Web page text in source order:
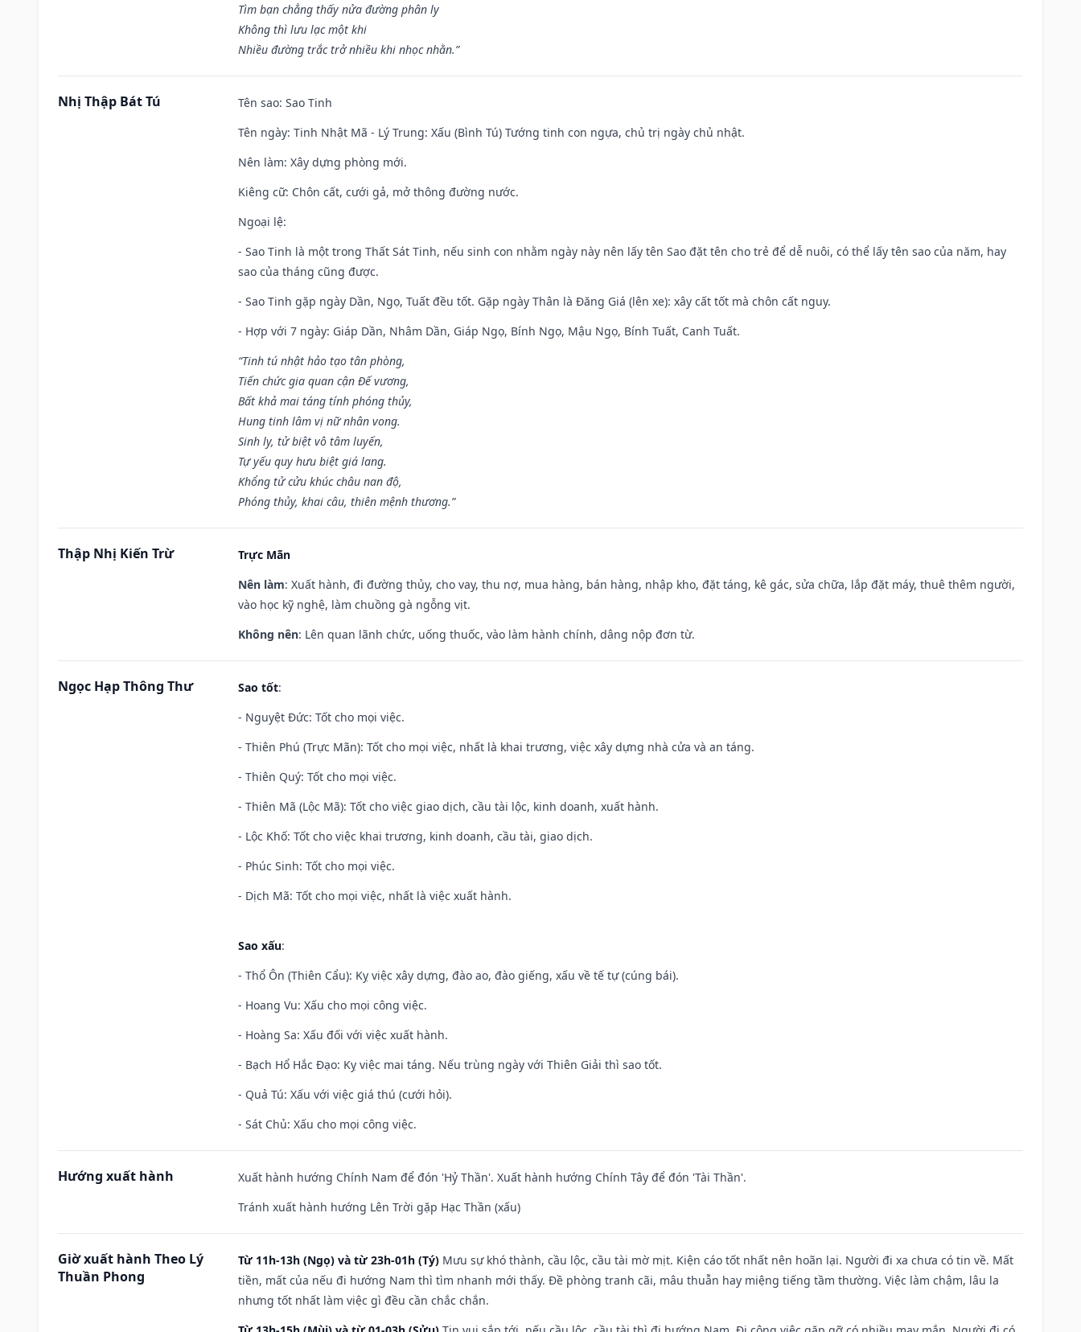
Tìm bạn chẳng thấy nửa đường phân ly
Không thì lưu lạc một khi
Nhiều đường trắc trở nhiều khi nhọc nhằn.”
Nhị Thập Bát Tú Tên sao: Sao Tinh
Tên ngày: Tinh Nhật Mã - Lý Trung: Xấu (Bình Tú) Tướng tinh con ngựa, chủ trị ngày chủ nhật.
Nên làm: Xây dựng phòng mới.
Kiêng cữ: Chôn cất, cưới gả, mở thông đường nước.
Ngoại lệ:
- Sao Tinh là một trong Thất Sát Tinh, nếu sinh con nhằm ngày này nên lấy tên Sao đặt tên cho trẻ để dễ nuôi, có thể lấy tên sao của năm, hay
sao của tháng cũng được.
- Sao Tinh gặp ngày Dần, Ngọ, Tuất đều tốt. Gặp ngày Thân là Đăng Giá (lên xe): xây cất tốt mà chôn cất nguy.
- Hợp với 7 ngày: Giáp Dần, Nhâm Dần, Giáp Ngọ, Bính Ngọ, Mậu Ngọ, Bính Tuất, Canh Tuất.
“Tinh tú nhật hảo tạo tân phòng,
Tiến chức gia quan cận Đế vương,
Bất khả mai táng tính phóng thủy,
Hung tinh lâm vị nữ nhân vong.
Sinh ly, tử biệt vô tâm luyến,
Tự yếu quy hưu biệt giá lang.
Khổng tử cửu khúc châu nan độ,
Phóng thủy, khai câu, thiên mệnh thương.”
Thập Nhị Kiến Trừ
Trực Mãn
Nên làm: Xuất hành, đi đường thủy, cho vay, thu nợ, mua hàng, bán hàng, nhập kho, đặt táng, kê gác, sửa chữa, lắp đặt máy, thuê thêm người,
vào học kỹ nghệ, làm chuồng gà ngỗng vịt.
Không nên: Lên quan lãnh chức, uống thuốc, vào làm hành chính, dâng nộp đơn từ.
Ngọc Hạp Thông Thư Sao tốt:
- Nguyệt Đức: Tốt cho mọi việc.
- Thiên Phú (Trực Mãn): Tốt cho mọi việc, nhất là khai trương, việc xây dựng nhà cửa và an táng.
- Thiên Quý: Tốt cho mọi việc.
- Thiên Mã (Lộc Mã): Tốt cho việc giao dịch, cầu tài lộc, kinh doanh, xuất hành.
- Lộc Khố: Tốt cho việc khai trương, kinh doanh, cầu tài, giao dịch.
- Phúc Sinh: Tốt cho mọi việc.
- Dịch Mã: Tốt cho mọi việc, nhất là việc xuất hành.
Sao xấu:
- Thổ Ôn (Thiên Cẩu): Kỵ việc xây dựng, đào ao, đào giếng, xấu về tế tự (cúng bái).
- Hoang Vu: Xấu cho mọi công việc.
- Hoàng Sa: Xấu đối với việc xuất hành.
- Bạch Hổ Hắc Đạo: Kỵ việc mai táng. Nếu trùng ngày với Thiên Giải thì sao tốt.
- Quả Tú: Xấu với việc giá thú (cưới hỏi).
- Sát Chủ: Xấu cho mọi công việc.
Hướng xuất hành
Xuất hành hướng Chính Nam để đón 'Hỷ Thần'. Xuất hành hướng Chính Tây để đón 'Tài Thần'.
Tránh xuất hành hướng Lên Trời gặp Hạc Thần (xấu)
Giờ xuất hành Theo Lý
Thuần Phong
Từ 11h-13h (Ngọ) và từ 23h-01h (Tý) Mưu sự khó thành, cầu lộc, cầu tài mờ mịt. Kiện cáo tốt nhất nên hoãn lại. Người đi xa chưa có tin về. Mất
tiền, mất của nếu đi hướng Nam thì tìm nhanh mới thấy. Đề phòng tranh cãi, mâu thuẫn hay miệng tiếng tầm thường. Việc làm chậm, lâu la
nhưng tốt nhất làm việc gì đều cần chắc chắn.